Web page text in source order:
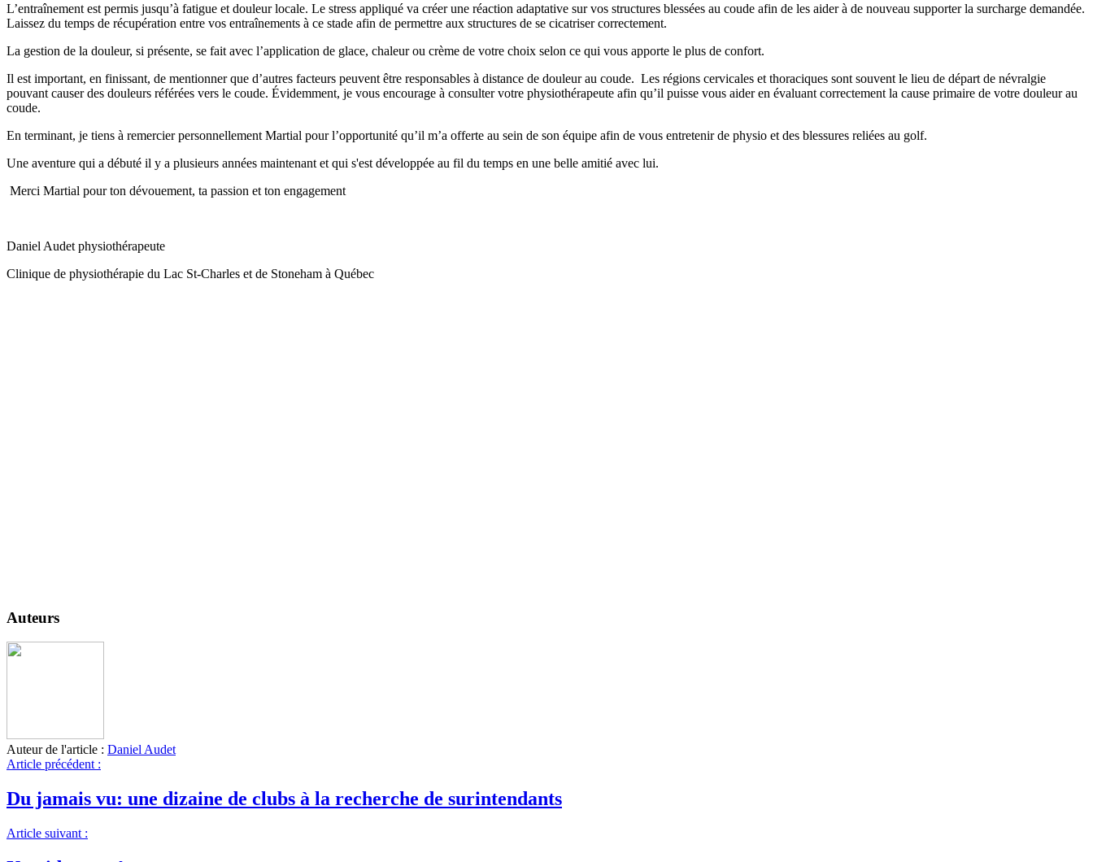
L’entraînement est permis jusqu’à fatigue et douleur locale. Le stress appliqué va créer une réaction adaptative sur vos structures blessées au coude afin de les aider à de nouveau supporter la surcharge demandée.
Laissez du temps de récupération entre vos entraînements à ce stade afin de permettre aux structures de se cicatriser correctement.
La gestion de la douleur, si présente, se fait avec l’application de glace, chaleur ou crème de votre choix selon ce qui vous apporte le plus de confort.
Il est important, en finissant, de mentionner que d’autres facteurs peuvent être responsables à distance de douleur au coude. Les régions cervicales et thoraciques sont souvent le lieu de départ de névralgie
pouvant causer des douleurs référées vers le coude. Évidemment, je vous encourage à consulter votre physiothérapeute afin qu’il puisse vous aider en évaluant correctement la cause primaire de votre douleur au
coude.
En terminant, je tiens à remercier personnellement Martial pour l’opportunité qu’il m’a offerte au sein de son équipe afin de vous entretenir de physio et des blessures reliées au golf.
Une aventure qui a débuté il y a plusieurs années maintenant et qui s'est développée au fil du temps en une belle amitié avec lui.
Merci Martial pour ton dévouement, ta passion et ton engagement
Daniel Audet physiothérapeute
Clinique de physiothérapie du Lac St-Charles et de Stoneham à Québec
Auteurs
Auteur de l'article : Daniel Audet
Article précédent :
Du jamais vu: une dizaine de clubs à la recherche de surintendants
Article suivant :